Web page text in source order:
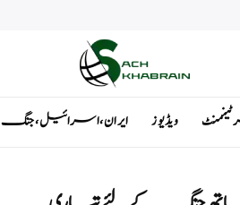
ویڈیوز ایران ، اسرائیل ، جنگ